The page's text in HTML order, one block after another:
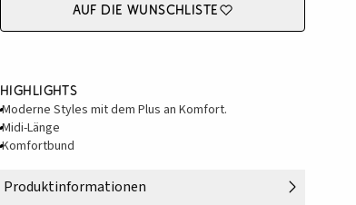
Auf die Wunschliste
Highlights
Moderne Styles mit dem Plus an Komfort.
Midi-Länge
Komfortbund
Produktinformationen